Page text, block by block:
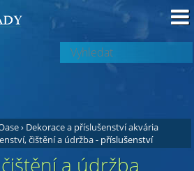
› Dekorace a příslušenství akvária
čištění a údržba- příslušenství
a údržba